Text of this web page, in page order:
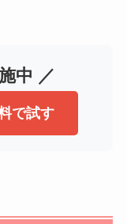
中 ／
で試す